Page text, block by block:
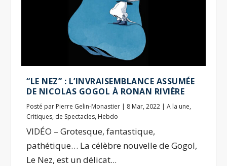
“LE NEZ” : L’INVRAISEMBLANCE ASSUMÉE
DE NICOLAS GOGOL À RONAN RIVIÈRE
Posté par Pierre Gelin-Monastier | 8 Mar, 2022 |A la une,
Critiques, de Spectacles, Hebdo
VIDÉO – Grotesque, fantastique,
pathétique… La célèbre nouvelle de Gogol,
Le Nez, est un délicat...